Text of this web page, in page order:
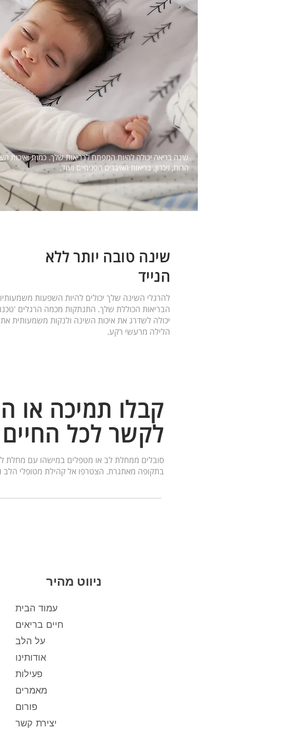
שינה בריאה יכולה להיות המפתח לבריאות שלך. כמות ואיכות
הרוח, זיכרון, בריאות האיברים הפנימיים ועוד.
שינה טובה יותר ללא
הנייד
להרגלי השינה שלך יכולים להיות השפעות
הבריאות הכוללת שלך. התנתקות מכמה הרגלים
יכולה לשדרג את איכות השינה ולנקות משמעותית
הלילה מרעשי רקע.
קבלו תמיכה או
לקשר לכל החיים
סובלים ממחלת לב או מטפלים במישהו עם מחלת
בתקופה מאתגרת. הצטרפו אל קהילת מטופלי הלב
ניווט מהיר
עמוד הבית
חיים בריאים
על הלב
אודותינו
פעילות
מאמרים
פורום
יצירת קשר